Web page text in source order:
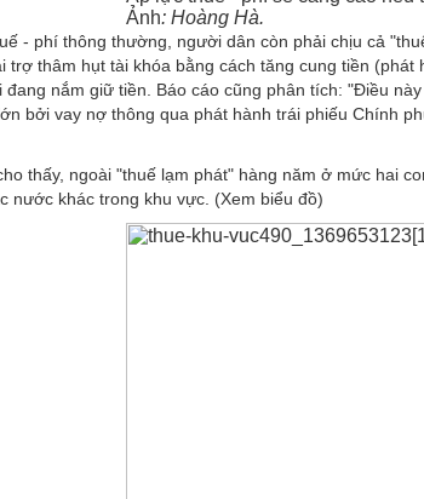
Ảnh: Hoàng Hà.
- phí thông thường, người dân còn phải chịu cả "
trợ thâm hụt tài khóa bằng cách tăng cung tiền
đang nắm giữ tiền. Báo cáo cũng phân tích: "Điều
bởi vay nợ thông qua phát hành trái phiếu Chính
thấy, ngoài "thuế lạm phát" hàng năm ở mức hai
nước khác trong khu vực. (Xem biểu đồ)